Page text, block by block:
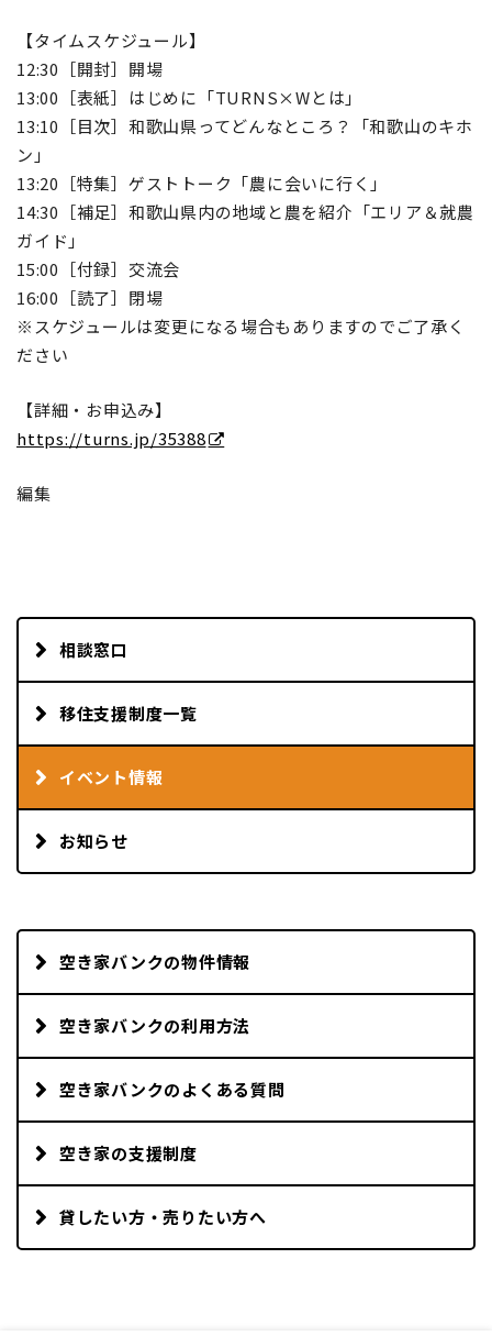
【タイムスケジュール】
12:30［開封］開場
13:00［表紙］はじめに「TURNS×Wとは」
13:10［目次］和歌山県ってどんなところ？「和歌山のキホ
ン」
13:20［特集］ゲストトーク「農に会いに行く」
14:30［補足］和歌山県内の地域と農を紹介「エリア＆就農
ガイド」
15:00［付録］交流会
16:00［読了］閉場
※スケジュールは変更になる場合もありますのでご了承く
ださい
【詳細・お申込み】
https://turns.jp/35388
編集
相談窓口
移住支援制度一覧
イベント情報
お知らせ
空き家バンクの物件情報
空き家バンクの利用方法
空き家バンクのよくある質問
空き家の支援制度
貸したい方・売りたい方へ